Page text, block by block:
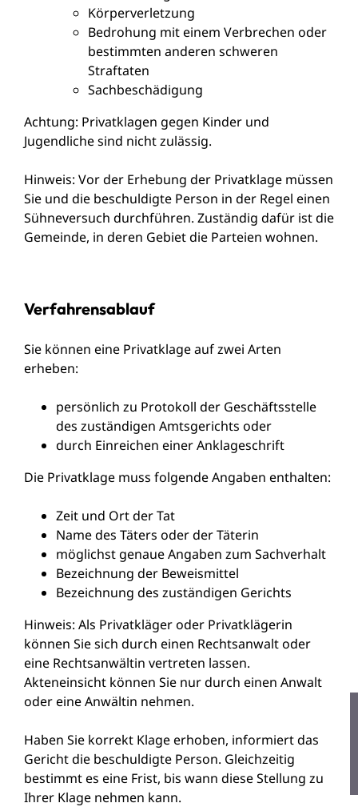
Körperverletzung
Bedrohung mit einem Verbrechen oder
bestimmten anderen schweren
Straftaten
Sachbeschädigung
Achtung: Privatklagen gegen Kinder und
Jugendliche sind nicht zulässig.
Hinweis: Vor der Erhebung der Privatklage müssen
Sie und die beschuldigte Person in der Regel einen
Sühneversuch durchführen. Zuständig dafür ist die
Gemeinde, in deren Gebiet die Parteien wohnen.
Verfahrensablauf
Sie können eine Privatklage auf zwei Arten
erheben:
persönlich zu Protokoll der Geschäftsstelle
des zuständigen Amtsgerichts oder
durch Einreichen einer Anklageschrift
Die Privatklage muss folgende Angaben enthalten:
Zeit und Ort der Tat
Name des Täters oder der Täterin
möglichst genaue Angaben zum Sachverhalt
Bezeichnung der Beweismittel
Bezeichnung des zuständigen Gerichts
Hinweis: Als Privatkläger oder Privatklägerin
können Sie sich durch einen Rechtsanwalt oder
eine Rechtsanwältin vertreten lassen.
Akteneinsicht können Sie nur durch einen Anwalt
odereine Anwältin nehmen.
Haben Sie korrekt Klage erhoben, informiert das
Gericht die beschuldigte Person. Gleichzeitig
bestimmt es eine Frist, bis wann diese Stellung zu
Ihrer Klage nehmen kann.